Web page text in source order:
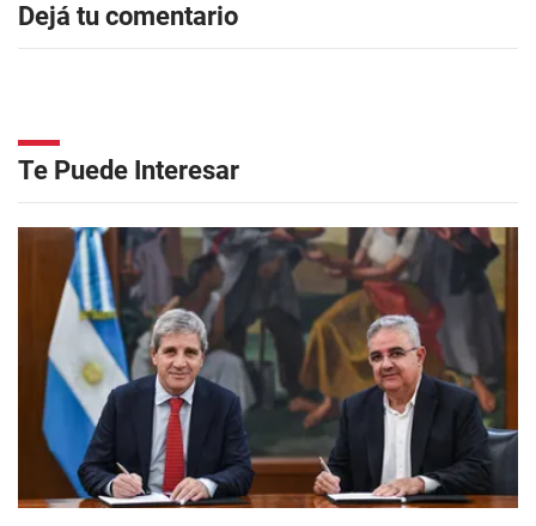
Dejá tu comentario
Te Puede Interesar